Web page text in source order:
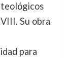
Su obra
para